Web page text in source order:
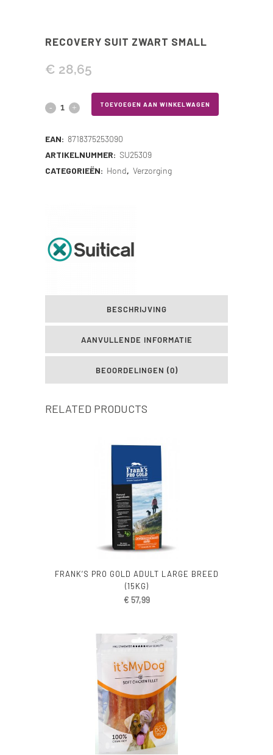
RECOVERY SUIT ZWART SMALL
€ 28,65
Recovery
Zwart
Small
TOEVOEGEN AAN WINKELWAGEN
EAN: 8718375253090
ARTIKELNUMMER: SU25309
CATEGORIEËN: Hond, Verzorging
BESCHRIJVING
AANVULLENDE INFORMATIE
BEOORDELINGEN (0)
RELATED PRODUCTS
FRANK’S PRO GOLD ADULT LARGE BREED
(15KG)
€ 57,99